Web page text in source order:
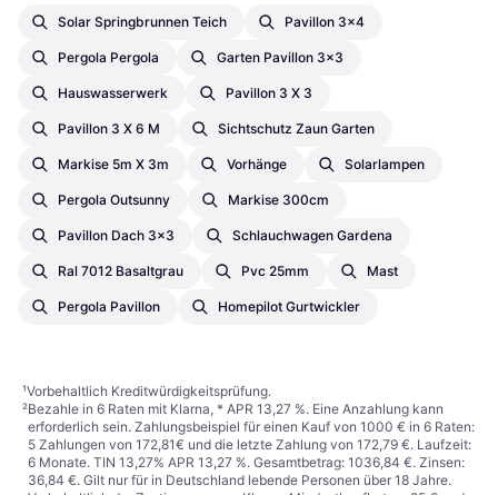
Solar Springbrunnen Teich Pavillon 3x4
Pergola Pergola Garten Pavillon 3x3
Hauswasserwerk Pavillon 3 X 3
Pavillon 3 X 6 M Sichtschutz Zaun Garten
Markise 5m X 3m Vorhänge Solarlampen
Pergola Outsunny Markise 300cm
Pavillon Dach 3x3 Schlauchwagen Gardena
Ral 7012 Basaltgrau Pvc 25mm Mast
Pergola Pavillon Homepilot Gurtwickler
¹Vorbehaltlich Kreditwürdigkeitsprüfung.
²Bezahle in 6 Raten mit Klarna, * APR 13,27 %. Eine Anzahlung kann
erforderlich sein. Zahlungsbeispiel für einen Kauf von 1000 € in 6 Raten:
5 Zahlungen von 172,81€ und die letzte Zahlung von 172,79 €. Laufzeit:
6 Monate. TIN 13,27% APR 13,27 %. Gesamtbetrag: 1036,84 €. Zinsen:
36,84 €. Gilt nur für in Deutschland lebende Personen über 18 Jahre.